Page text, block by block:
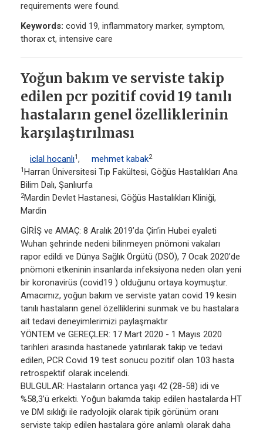
requirements were found.
Keywords: covid 19, inflammatory marker, symptom,
thorax ct, intensive care
Yoğun bakım ve serviste takip
edilen pcr pozitif covid 19 tanılı
hastaların genel özelliklerinin
karşılaştırılması
iclal hocanlı1, mehmet kabak2
1Harran Üniversitesi Tıp Fakültesi, Göğüs Hastalıkları Ana
Bilim Dalı, Şanlıurfa
2Mardin Devlet Hastanesi, Göğüs Hastalıkları Kliniği,
Mardin
GİRİŞ ve AMAÇ: 8 Aralık 2019’da Çin’in Hubei eyaleti
Wuhan şehrinde nedeni bilinmeyen pnömoni vakaları
rapor edildi ve Dünya Sağlık Örgütü (DSÖ), 7 Ocak 2020’de
pnömoni etkeninin insanlarda infeksiyona neden olan yeni
bir koronavirüs (covid19 ) olduğunu ortaya koymuştur.
Amacımız, yoğun bakım ve serviste yatan covid 19 kesin
tanılı hastaların genel özelliklerini sunmak ve bu hastalara
ait tedavi deneyimlerimizi paylaşmaktır
YÖNTEM ve GEREÇLER: 17 Mart 2020 - 1 Mayıs 2020
tarihleri arasında hastanede yatırılarak takip ve tedavi
edilen, PCR Covid 19 test sonucu pozitif olan 103 hasta
retrospektif olarak incelendi.
BULGULAR: Hastaların ortanca yaşı 42 (28-58) idi ve
%58,3’ü erkekti. Yoğun bakımda takip edilen hastalarda HT
ve DM sıklığı ile radyolojik olarak tipik görünüm oranı
serviste takip edilen hastalara göre anlamlı olarak daha